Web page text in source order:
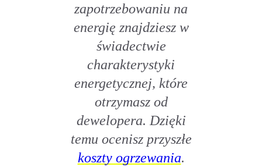
zapotrzebowaniu na
energię znajdziesz w
świadectwie
charakterystyki
energetycznej, które
otrzymasz od
dewelopera. Dzięki
temu ocenisz przyszłe
koszty ogrzewania.